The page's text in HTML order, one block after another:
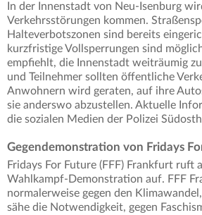
In der Innenstadt von Neu-Isenburg
Verkehrsstörungen kommen.
Halteverbotszonen sind bereits
kurzfristige Vollsperrungen sind
empfiehlt, die Innenstadt weiträumig
und Teilnehmer sollten öffentliche
Anwohnern wird geraten, auf ihre
sie anderswo abzustellen. Aktuelle
die sozialen Medien der Polizei
Gegendemonstration von Fridays
Fridays For Future (FFF) Frankfurt ruft
Wahlkampf-Demonstration auf. FFF
normalerweise gegen den
sähe die Notwendigkeit, gegen